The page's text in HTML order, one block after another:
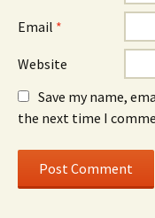
Email *
Website
Save my name,
the next time I